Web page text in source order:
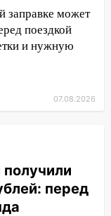
заправке может
поездкой
и нужную
07.08.2026
перед